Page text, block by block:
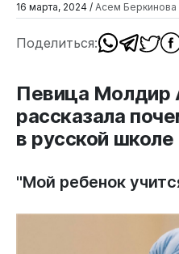
16 марта, 2024 / Асем Беркинова
Поделиться:
Певица Молдир
рассказала
в русской школе
"Мой ребенок